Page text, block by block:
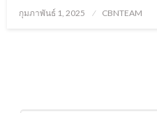
Posted
กุมภาพันธ์ 1, 2025 CBNTEAM